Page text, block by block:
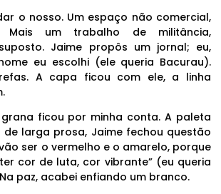
o nosso. Um espaço não comercial,
Mais um trabalho de militância,
Jaime propôs um jornal; eu,
eu escolhi (ele queria Bacurau).
A capa ficou com ele, a linha
ficou por minha conta. A paleta
de larga prosa, Jaime fechou questão
ser o vermelho e o amarelo, porque
cor de luta, cor vibrante” (eu queria
paz, acabei enfiando um branco.